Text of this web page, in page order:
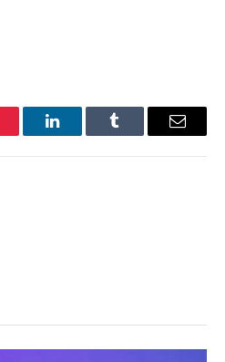
LinkedInTumblr Email